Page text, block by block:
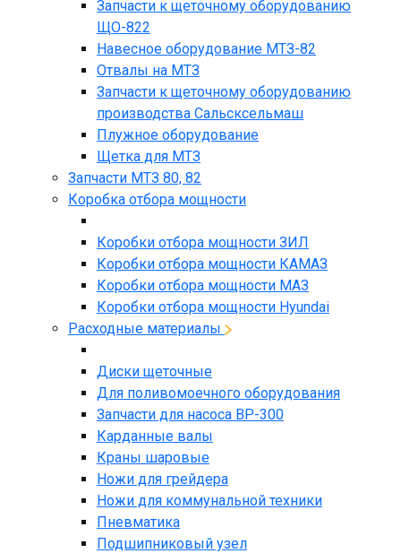
Запчасти к щеточному оборудованию
ЩО-822
Навесное оборудование МТЗ-82
Отвалы на МТЗ
Запчасти к щеточному оборудованию
производства Сальсксельмаш
Плужное оборудование
Щетка для МТЗ
Запчасти МТЗ 80, 82
Коробка отбора мощности
Коробки отбора мощности ЗИЛ
Коробки отбора мощности КАМАЗ
Коробки отбора мощности МАЗ
Коробки отбора мощности Hyundai
Расходные материалы
Диски щеточные
Для поливомоечного оборудования
Запчасти для насоса BP-300
Карданные валы
Краны шаровые
Ножи для грейдера
Ножи для коммунальной техники
Пневматика
Подшипниковый узел